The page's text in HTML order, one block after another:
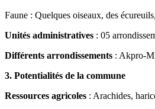
Faune : Quelques oiseaux, des
Unités administratives : 05
Différents arrondissements : Akpro-
3. Potentialités de la commune
Ressources agricoles : Arachides,